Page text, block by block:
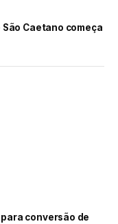
Caetano começa
conversão de